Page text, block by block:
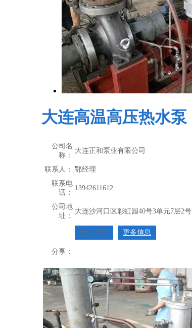
大连高温高压热水泵
公司名
称：
大连正和泵业有限公司
联系人：
鄂经理
联系电
话：
13942611612
公司地
址：
大连沙河口区彩虹园40号3单元7层2号
留言咨询 更多信息
分享：